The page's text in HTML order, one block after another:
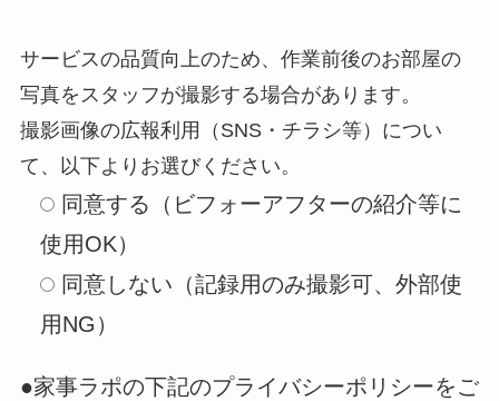
サービスの品質向上のため、作業前後のお部屋の
写真をスタッフが撮影する場合があります。
撮影画像の広報利用（SNS・チラシ等）につい
て、以下よりお選びください。
同意する（ビフォーアフターの紹介等に
使用OK）
同意しない（記録用のみ撮影可、外部使
用NG）
●家事ラポの下記のプライバシーポリシーをご